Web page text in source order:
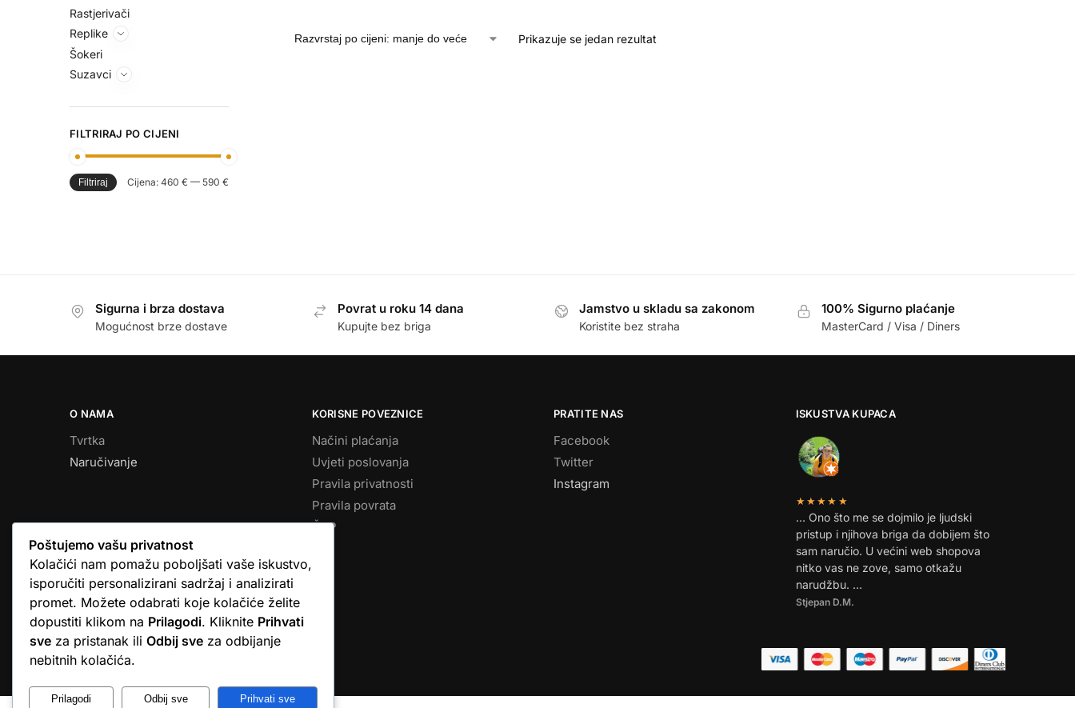
Prikazuje se jedan rezultat
Rastjerivači
Replike
Šokeri
Suzavci
FILTRIRAJ PO CIJENI
Filtriraj Cijena: 460 € — 590 €
Sigurna i brza dostava
Mogućnost brze dostave
Povrat u roku 14 dana
Kupujte bez briga
Jamstvo u skladu sa zakonom
Koristite bez straha
100% Sigurno plaćanje
MasterCard / Visa / Diners
O NAMA
Tvrtka
Naručivanje
KORISNE POVEZNICE
Načini plaćanja
Uvjeti poslovanja
Pravila privatnosti
Pravila povrata
ČPP
PRATITE NAS
Facebook
Twitter
Instagram
ISKUSTVA KUPACA
★★★★★
… Ono što me se dojmilo je ljudski
pristup i njihova briga da dobijem što
sam naručio. U većini web shopova
nitko vas ne zove, samo otkažu
narudžbu. …
Stjepan D.M.
© Argus elektronika d.o.o.
Poštujemo vašu privatnost
Kolačići nam pomažu poboljšati vaše iskustvo,
isporučiti personalizirani sadržaj i analizirati
promet. Možete odabrati koje kolačiće želite
dopustiti klikom na Prilagodi. Kliknite Prihvati
sve za pristanak ili Odbij sve za odbijanje
nebitnih kolačića.
Prilagodi Odbij sve Prihvati sve